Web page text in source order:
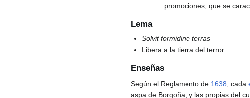
promociones, que se
Lema
Solvit formidine terras
Libera a la tierra del terror
Enseñas
Según el Reglamento de 1638 , cada
aspa de Borgoña, y las propias del